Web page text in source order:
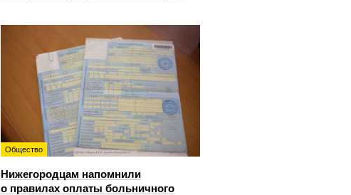
Общество
Нижегородцам напомнили
о правилах оплаты больничного